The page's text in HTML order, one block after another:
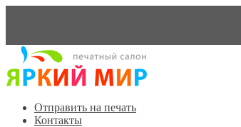
Перейти
навигации
Перейти
содержимому
Отправить на печать
Контакты